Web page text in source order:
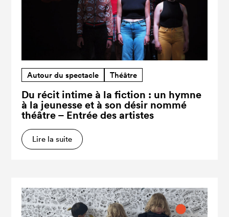
Autour du spectacle Théâtre
Du récit intime à la fiction : un hymne
à la jeunesse et à son désir nommé
théâtre – Entrée des artistes
Lire la suite